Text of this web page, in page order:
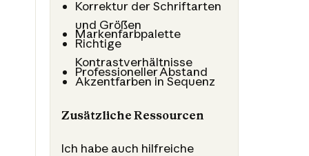
Korrektur der Schriftarten
und Größen
Markenfarbpalette
Richtige
Kontrastverhältnisse
Professioneller Abstand
Akzentfarben in Sequenz
Zusätzliche Ressourcen
Ich habe auch hilfreiche